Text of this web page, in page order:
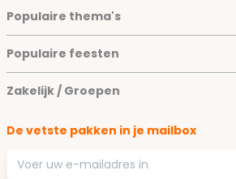
Populaire thema's
Populaire feesten
Zakelijk / Groepen
De vetste pakken in je mailbox
E-mailadres